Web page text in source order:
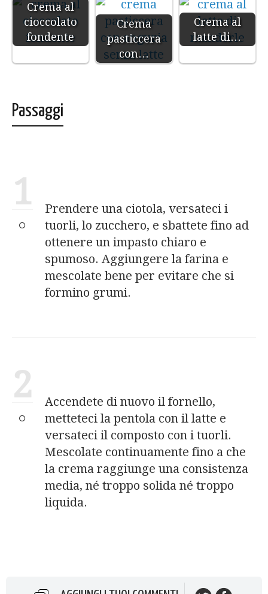
Crema al
cioccolato
fondente
Crema
pasticcera
con…
Crema al
latte di…
Passaggi
1
Prendere una ciotola, versateci i
tuorli, lo zucchero, e sbattete fino ad
ottenere un impasto chiaro e
spumoso. Aggiungere la farina e
mescolate bene per evitare che si
formino grumi.
2
Accendete di nuovo il fornello,
metteteci la pentola con il latte e
versateci il composto con i tuorli.
Mescolate continuamente fino a che
la crema raggiunge una consistenza
media, né troppo solida né troppo
liquida.